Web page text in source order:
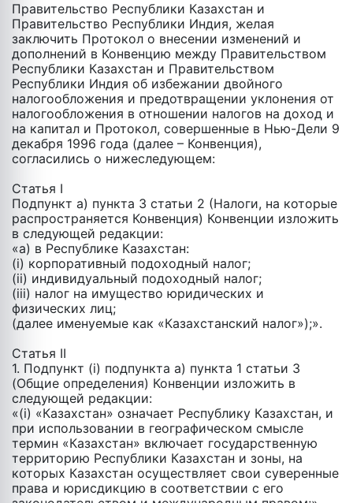
Правительство Республики Казахстан и
Правительство Республики Индия, желая
заключить Протокол o внесении изменений и
дополнений в Конвенцию между Правительством
Республики Казахстан и Правительством
Республики Индия об избежании двойного
налогообложения и предотвращении уклонения от
налогообложения в отношении налогов на доход и
на капитал и Протокол, совершенные в Нью-Дели 9
декабря 1996 года (далее – Конвенция),
согласились о нижеследующем:
Статья I
Подпункт а) пункта 3 статьи 2 (Налоги, на которые
распространяется Конвенция) Конвенции изложить
в следующей редакции:
«a) в Республике Казахстан:
(i) корпоративный подоходный налог;
(ii) индивидуальный подоходный налог;
(iii) налог на имущество юридических и
физических лиц;
(далее именуемые как «Казахстанский налог»);».
Статья II
1. Подпункт (i) подпункта а) пункта 1 статьи 3
(Общие определения) Конвенции изложить в
следующей редакции:
«(i) «Казахстан» означает Республику Казахстан, и
при использовании в географическом смысле
термин «Казахстан» включает государственную
территорию Республики Казахстан и зоны, на
которых Казахстан осуществляет свои суверенные
права и юрисдикцию в соответствии с его